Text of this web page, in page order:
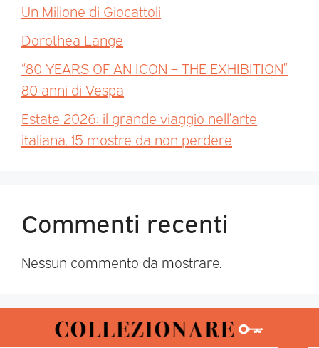
Un Milione di Giocattoli
Dorothea Lange
“80 YEARS OF AN ICON – THE EXHIBITION”
80 anni di Vespa
Estate 2026: il grande viaggio nell’arte
italiana. 15 mostre da non perdere
Commenti recenti
Nessun commento da mostrare.